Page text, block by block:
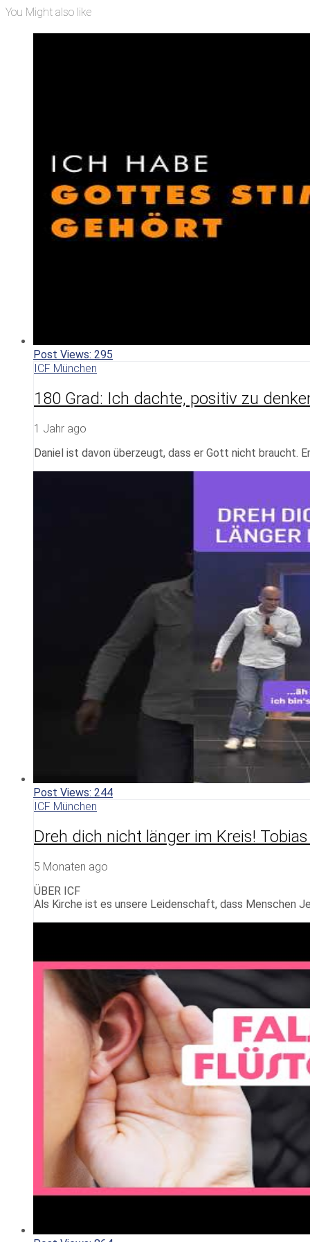
You Might also like
Post Views: 295
ICF München
180 Grad: Ich dachte, positiv zu
1 Jahr ago
Daniel ist davon überzeugt, dass er Gott nicht braucht.
Post Views: 244
ICF München
Dreh dich nicht länger im Kreis!
5 Monaten ago
ÜBER ICF
Als Kirche ist es unsere Leidenschaft, dass Menschen